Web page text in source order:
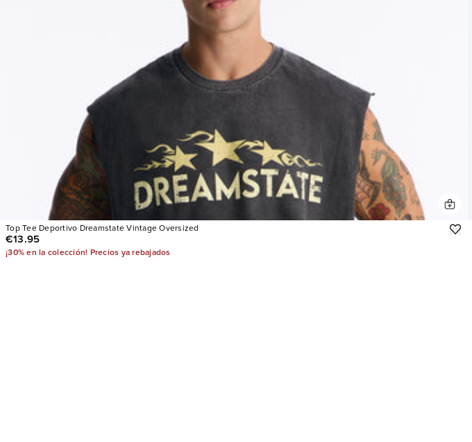
Top Tee Deportivo Dreamstate Vintage Oversized
€13.95
¡30% en la colección! Precios ya rebajados